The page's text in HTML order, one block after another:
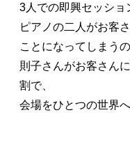
3人での即興セッショ
ピアノの二人がお客
ことになってしまうの
則子さんがお客さん
割で、
会場をひとつの世界